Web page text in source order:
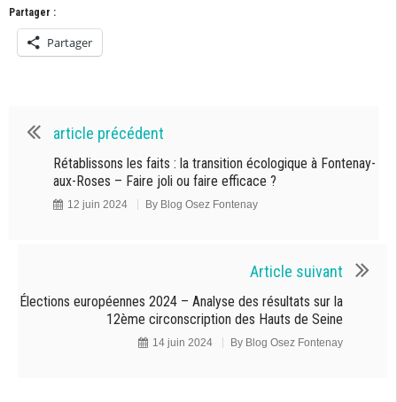
Partager :
Partager
article précédent
Rétablissons les faits : la transition écologique à Fontenay-
aux-Roses – Faire joli ou faire efficace ?
12 juin 2024 By Blog Osez Fontenay
Article suivant
Élections européennes 2024 – Analyse des résultats sur la
12ème circonscription des Hauts de Seine
14 juin 2024 By Blog Osez Fontenay